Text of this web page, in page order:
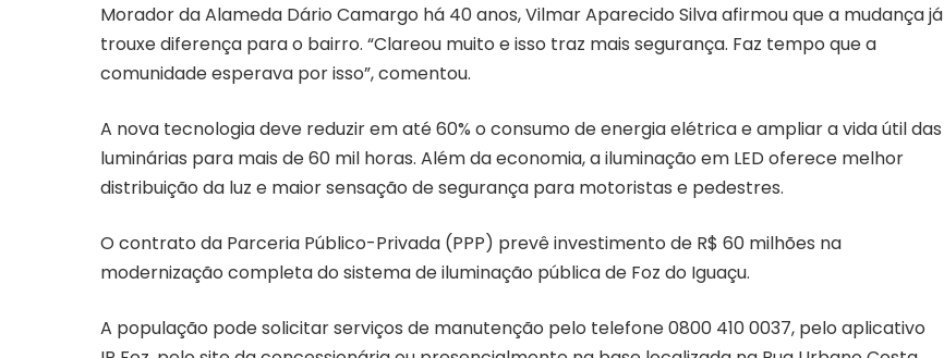
Morador da Alameda Dário Camargo há 40 anos, Vilmar Aparecido Silva afirmou que a mudança já
trouxe diferença para o bairro. “Clareou muito e isso traz mais segurança. Faz tempo que a
comunidade esperava por isso”, comentou.
A nova tecnologia deve reduzir em até 60% o consumo de energia elétrica e ampliar a vida útil das
luminárias para mais de 60 mil horas. Além da economia, a iluminação em LED oferece melhor
distribuição da luz e maior sensação de segurança para motoristas e pedestres.
O contrato da Parceria Público-Privada (PPP) prevê investimento de R$ 60 milhões na
modernização completa do sistema de iluminação pública de Foz do Iguaçu.
A população pode solicitar serviços de manutenção pelo telefone 0800 410 0037, pelo aplicativo